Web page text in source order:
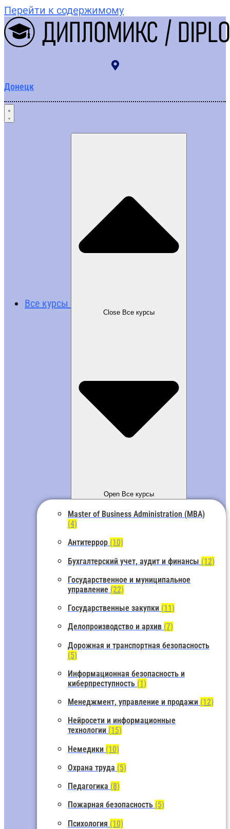
Перейти к содержимому
Донецк
Все курсы
Close Все курсы
Open Все курсы
Master of Business Administration (MBA)
(4)
Антитеррор (10)
Бухгалтерский учет, аудит и финансы (12)
Государственное и муниципальное
управление (22)
Государственные закупки (11)
Делопроизводство и архив (7)
Дорожная и транспортная безопасность
(5)
Информационная безопасность и
киберпреступность (1)
Менеджмент, управление и продажи (12)
Нейросети и информационные
технологии (15)
Немедики (10)
Охрана труда (5)
Педагогика (8)
Пожарная безопасность (5)
Психология (10)